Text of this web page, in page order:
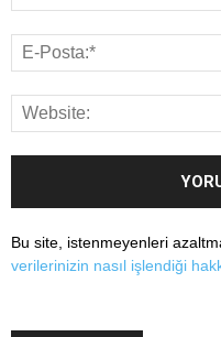
Bu site, istenmeyenleri
verilerinizin nasıl işlendiği